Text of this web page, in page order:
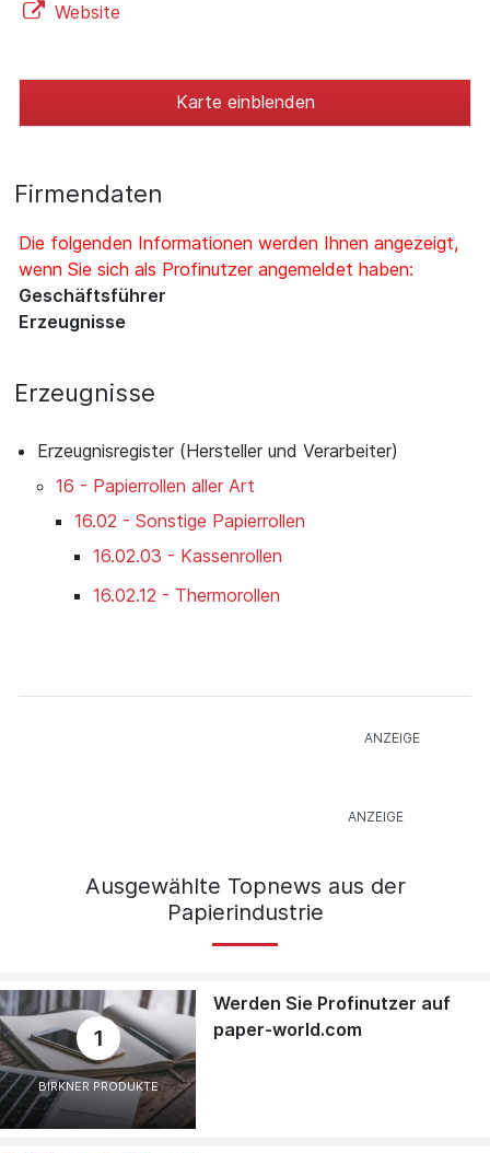
Website
Karte einblenden
Firmendaten
Die folgenden Informationen werden Ihnen angezeigt,
wenn Sie sich als Profinutzer angemeldet haben:
Geschäftsführer
Erzeugnisse
Erzeugnisse
Erzeugnisregister (Hersteller und Verarbeiter)
16 - Papierrollen aller Art
16.02 - Sonstige Papierrollen
16.02.03 - Kassenrollen
16.02.12 - Thermorollen
Ausgewählte Topnews aus der
Papierindustrie
1
BIRKNER PRODUKTE
Werden Sie Profinutzer auf
paper-world.com